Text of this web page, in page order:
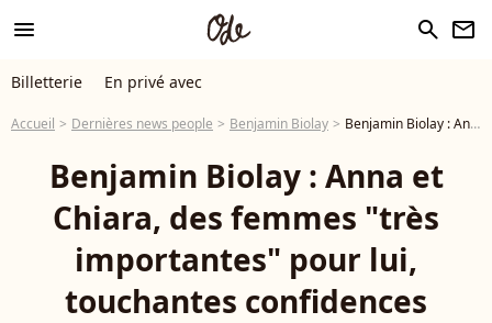
menu search newsletter
Billetterie En privé avec
Accueil Dernières news people Benjamin Biolay Benjamin Biolay : Anna et Chiara, des femmes "très importantes" pour lui, touchantes confidences
Benjamin Biolay : Anna et
Chiara, des femmes "très
importantes" pour lui,
touchantes confidences